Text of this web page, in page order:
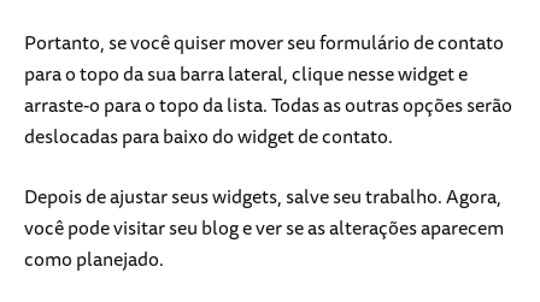
Portanto, se você quiser mover seu formulário de contato
para o topo da sua barra lateral, clique nesse widget e
arraste-o para o topo da lista. Todas as outras opções serão
deslocadas para baixo do widget de contato.
Depois de ajustar seus widgets, salve seu trabalho. Agora,
você pode visitar seu blog e ver se as alterações aparecem
como planejado.